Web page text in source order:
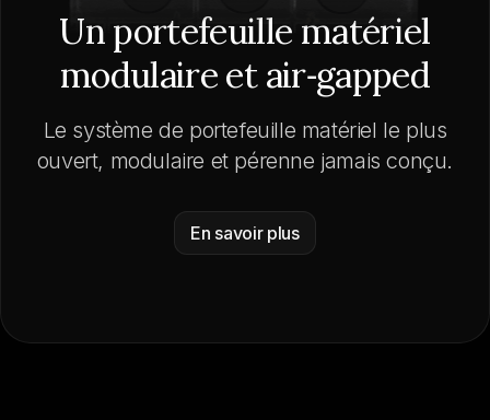
Un portefeuille matériel
modulaire et air‑gapped
Le système de portefeuille matériel le plus
ouvert, modulaire et pérenne jamais conçu.
En savoir plus